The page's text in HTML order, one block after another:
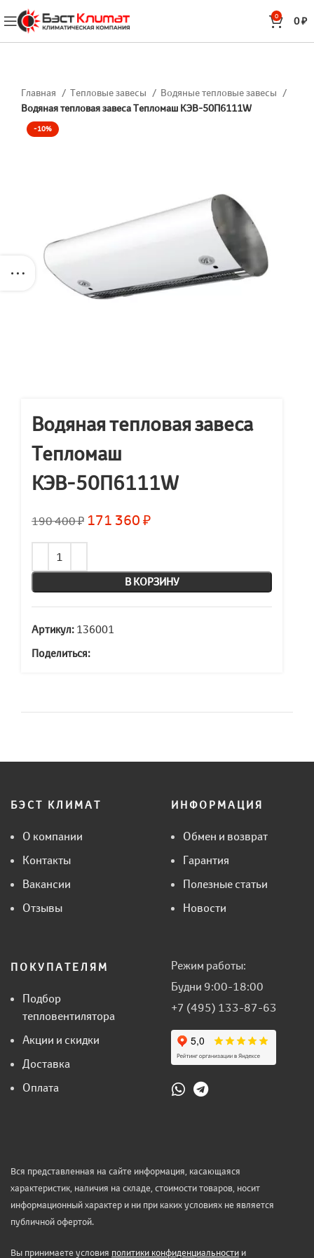
0 0₽
Главная Тепловые завесы
Водяные тепловые завесы
Водяная тепловая завеса Тепломаш КЭВ-50П6111W
-10%
Водяная тепловая завеса
Тепломаш
КЭВ-50П6111W
190 400₽ 171 360 ₽
В КОРЗИНУ
Артикул: 136001
Поделиться:
БЭСТ КЛИМАТ
О компании
Контакты
Вакансии
Отзывы
ИНФОРМАЦИЯ
Обмен и возврат
Гарантия
Полезные статьи
Новости
ПОКУПАТЕЛЯМ
Подбор
тепловентилятора
Акции и скидки
Доставка
Оплата
Режим работы:
Будни 9:00-18:00
+7 (495) 133-87-63
Вся представленная на сайте информация, касающаяся
характеристик, наличия на складе, стоимости товаров, носит
информационный характер и ни при каких условиях не является
публичной офертой.
Вы принимаете условия политики конфиденциальности и